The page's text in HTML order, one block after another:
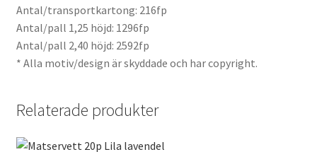
Antal/transportkartong: 216fp
Antal/pall 1,25 höjd: 1296fp
Antal/pall 2,40 höjd: 2592fp
* Alla motiv/design är skyddade och har copyright.
Relaterade produkter